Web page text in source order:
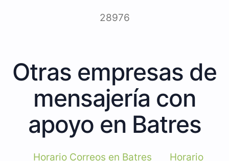
28976
Otras empresas de
mensajería con
apoyo en Batres
Horario Correos en Batres Horario